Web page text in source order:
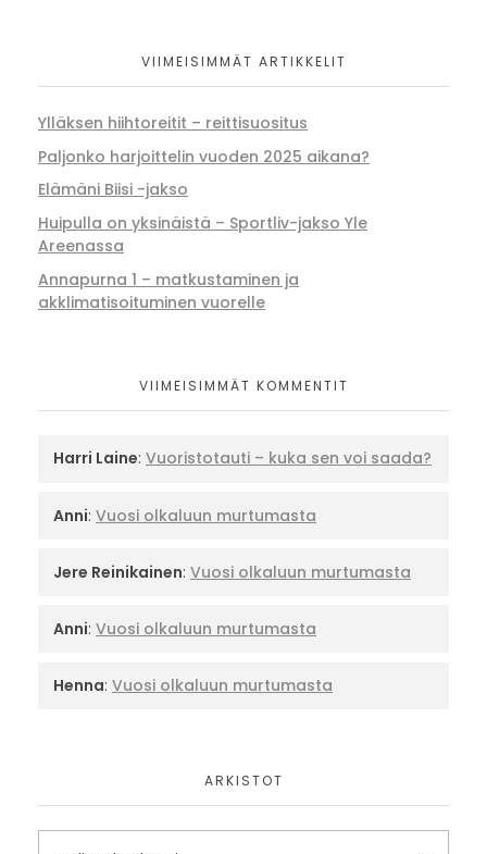
VIIMEISIMMÄT ARTIKKELIT
Ylläksen hiihtoreitit – reittisuositus
Paljonko harjoittelin vuoden 2025 aikana?
Elämäni Biisi -jakso
Huipulla on yksinäistä – Sportliv-jakso Yle
Areenassa
Annapurna 1 – matkustaminen ja
akklimatisoituminen vuorelle
VIIMEISIMMÄT KOMMENTIT
Harri Laine: Vuoristotauti – kuka sen voi saada?
Anni: Vuosi olkaluun murtumasta
Jere Reinikainen: Vuosi olkaluun murtumasta
Anni: Vuosi olkaluun murtumasta
Henna: Vuosi olkaluun murtumasta
ARKISTOT